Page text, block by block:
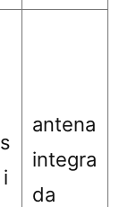
s
i
antena
integra
da